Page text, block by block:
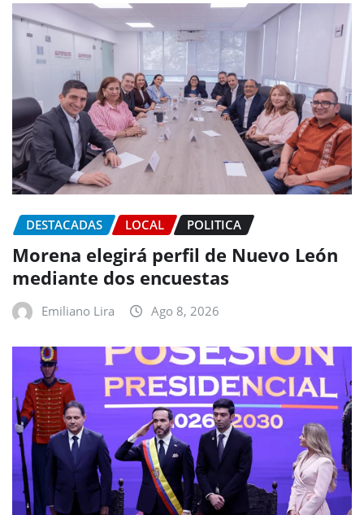
DESTACADAS LOCAL POLITICA
Morena elegirá perfil de Nuevo León
mediante dos encuestas
Emiliano Lira Ago 8, 2026